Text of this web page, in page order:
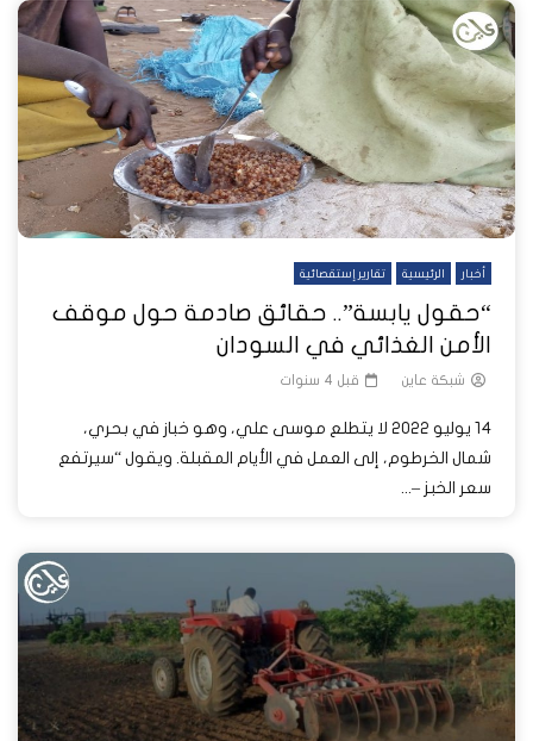
أخبار الرئيسية تقارير إستقصائية
“حقول يابسة”.. حقائق صادمة حول موقف
الأمن الغذائي في السودان
شبكة عاين قبل 4 سنوات
14 يوليو 2022 لا يتطلع موسى علي، وهو خباز في بحري،
شمال الخرطوم، إلى العمل في الأيام المقبلة. ويقول “سيرتفع
سعر الخبز –...